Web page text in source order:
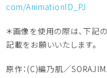
com/AnimationID_PJ
＊画像を使用の際は、下記
記載をお願いいたします。
原作：(C)編乃肌／